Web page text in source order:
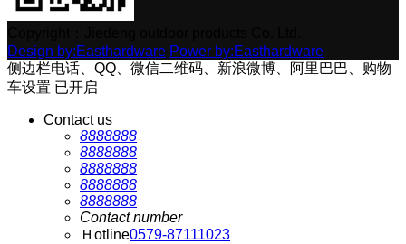
Design by:Easthardware Power by:Easthardware
侧边栏电话、QQ、微信二维码、新浪微博、阿里巴巴、购物
车设置 已开启
Contact us
8888888
8888888
8888888
8888888
8888888
Contact number
Ｈotline0579-87111023